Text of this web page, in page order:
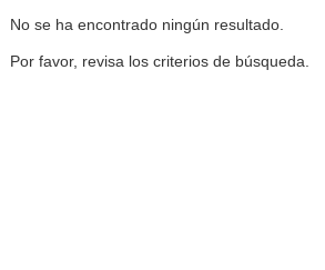
No se ha encontrado ningún resultado.
Por favor, revisa los criterios de búsqueda.